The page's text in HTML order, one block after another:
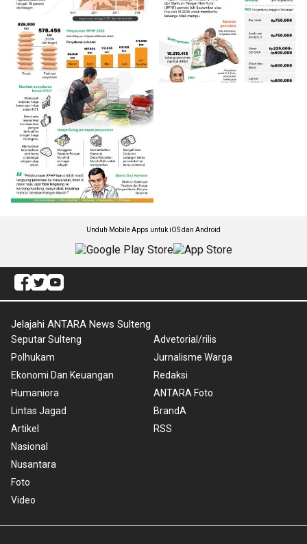
Unduh Mobile Apps untuk iOS dan Android
Jelajahi ANTARA News Sulteng
Seputar Sulteng
Polhukam
Ekonomi Dan Keuangan
Humaniora
Lintas Jagad
Artikel
Nasional
Nusantara
Foto
Video
Advetorial/rilis
Jurnalisme Warga
Redaksi
ANTARA Foto
BrandA
RSS